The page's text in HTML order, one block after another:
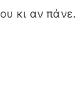
κι αν πάνε.